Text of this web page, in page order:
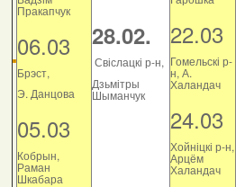
Пракапчук
06.03
Брэст,
Э. Данцова
05.03
Кобрын,
Раман
Шкабара
28.02.
Свіслацкі р-н,
Дзьмітры
Шыманчук
22.03
Гомельскі р-
н, А.
Халандач
24.03
Хойніцкі р-н,
Арцём
Халандач